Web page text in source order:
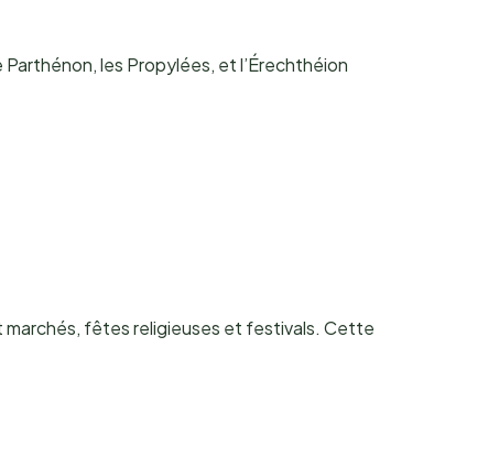
les Propylées, et l’Érechthéion
marchés, fêtes religieuses et festivals. Cette